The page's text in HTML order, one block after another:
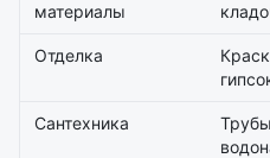
материалы
Отделка
Сантехника